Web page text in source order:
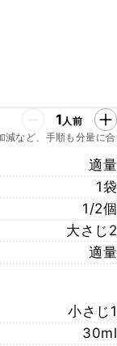
1人前
減など、手順も分量に合
適量
1袋
1/2個
大さじ2
適量
小さじ1
30ml